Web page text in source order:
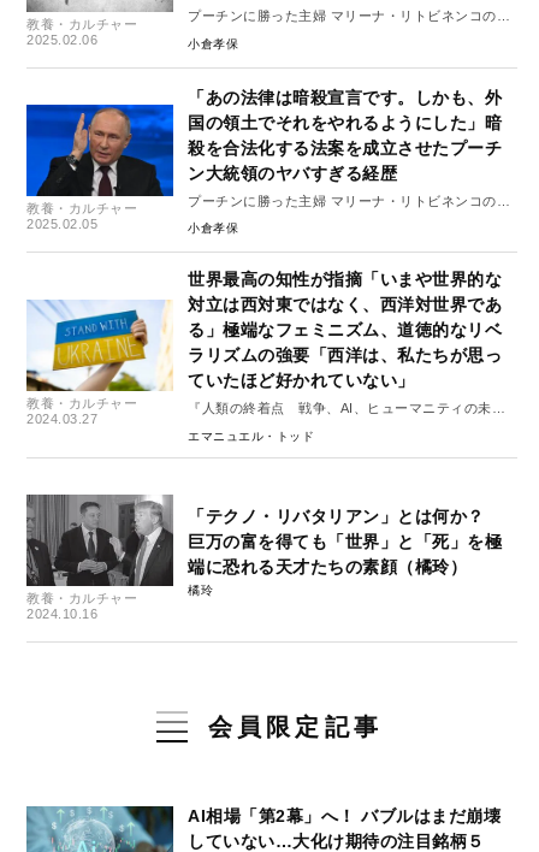
教養・カルチャー
2025.02.06
プーチンに勝った主婦 マリーナ・リトビネンコの戦
いの記録 #3
小倉孝保
教養・カルチャー
2025.02.05
「あの法律は暗殺宣言です。しかも、外
国の領土でそれをやれるようにした」暗
殺を合法化する法案を成立させたプーチ
ン大統領のヤバすぎる経歴
プーチンに勝った主婦 マリーナ・リトビネンコの戦
いの記録 #2
小倉孝保
教養・カルチャー
2024.03.27
世界最高の知性が指摘「いまや世界的な
対立は西対東ではなく、西洋対世界であ
る」極端なフェミニズム、道徳的なリベ
ラリズムの強要「西洋は、私たちが思っ
ていたほど好かれていない」
『人類の終着点 戦争、AI、ヒューマニティの未
エマニュエル・トッド
教養・カルチャー
2024.10.16
「テクノ・リバタリアン」とは何か？
巨万の富を得ても「世界」と「死」を極
端に恐れる天才たちの素顔（橘玲）
橘玲
会員限定記事
AI相場「第2幕」へ！ バブルはまだ崩壊
していない…大化け期待の注目銘柄５